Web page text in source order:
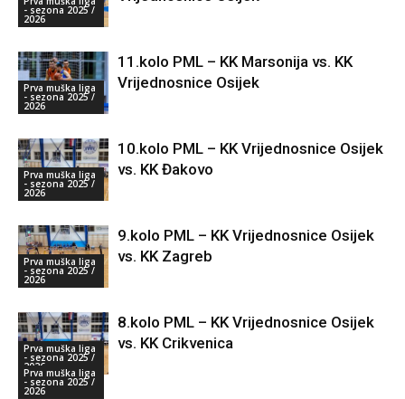
- sezona 2025 /
2026
Prva muška liga
- sezona 2025 /
2026
11.kolo PML – KK Marsonija vs. KK
Vrijednosnice Osijek
Prva muška liga
- sezona 2025 /
2026
10.kolo PML – KK Vrijednosnice Osijek
vs. KK Đakovo
Prva muška liga
- sezona 2025 /
2026
9.kolo PML – KK Vrijednosnice Osijek
vs. KK Zagreb
Prva muška liga
- sezona 2025 /
2026
8.kolo PML – KK Vrijednosnice Osijek
vs. KK Crikvenica
Prva muška liga
- sezona 2025 /
2026